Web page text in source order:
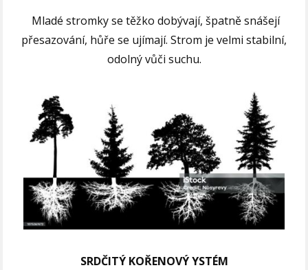
Mladé stromky se těžko dobývají, špatně snášejí
přesazování, hůře se ujímají. Strom je velmi stabilní,
odolný vůči suchu.
SRDČITÝ KOŘENOVÝ YSTÉM